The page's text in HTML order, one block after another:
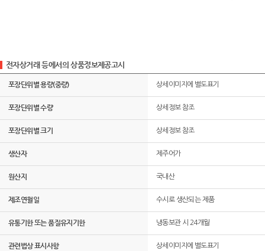
전자상거래 등에서의 상품정보제공고시
포장단위별 용량(중량) 상세이미지에 별도표기
포장단위별 수량 상세정보 참조
포장단위별 크기 상세정보 참조
생산자 제주어가
원산지 국내산
제조연월일 수시로 생산되는 제품
유통기한 또는 품질유지기한 냉동보관 시 24개월
관련법상 표시사항 상세이미지에 별도표기